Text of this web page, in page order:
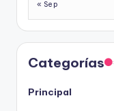
« Sep
Categorías
Principal